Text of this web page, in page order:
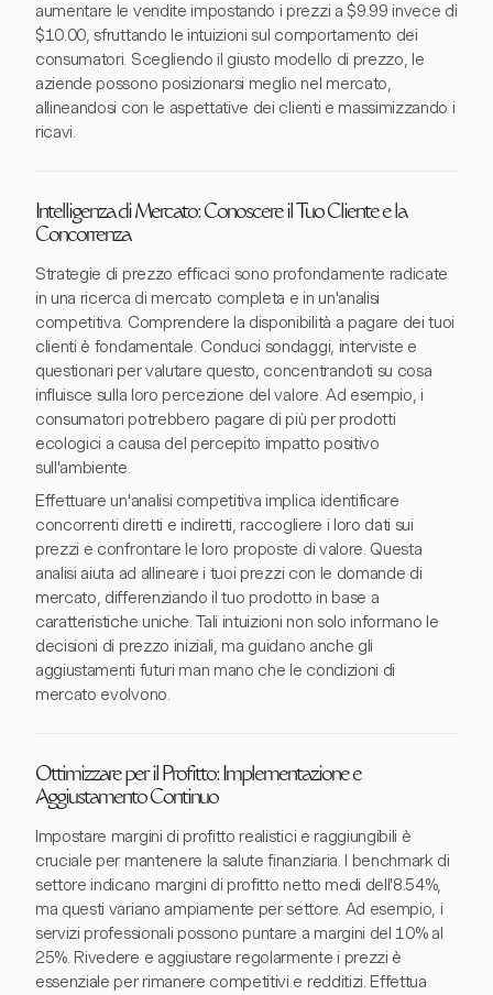
aumentare le vendite impostando i prezzi a $9.99 invece di
$10.00, sfruttando le intuizioni sul comportamento dei
consumatori. Scegliendo il giusto modello di prezzo, le
aziende possono posizionarsi meglio nel mercato,
allineandosi con le aspettative dei clienti e massimizzando i
ricavi.
Intelligenza di Mercato: Conoscere il Tuo Cliente e la
Concorrenza
Strategie di prezzo efficaci sono profondamente radicate
in una ricerca di mercato completa e in un'analisi
competitiva. Comprendere la disponibilità a pagare dei tuoi
clienti è fondamentale. Conduci sondaggi, interviste e
questionari per valutare questo, concentrandoti su cosa
influisce sulla loro percezione del valore. Ad esempio, i
consumatori potrebbero pagare di più per prodotti
ecologici a causa del percepito impatto positivo
sull'ambiente.
Effettuare un'analisi competitiva implica identificare
concorrenti diretti e indiretti, raccogliere i loro dati sui
prezzi e confrontare le loro proposte di valore. Questa
analisi aiuta ad allineare i tuoi prezzi con le domande di
mercato, differenziando il tuo prodotto in base a
caratteristiche uniche. Tali intuizioni non solo informano le
decisioni di prezzo iniziali, ma guidano anche gli
aggiustamenti futuri man mano che le condizioni di
mercato evolvono.
Ottimizzare per il Profitto: Implementazione e
Aggiustamento Continuo
Impostare margini di profitto realistici e raggiungibili è
cruciale per mantenere la salute finanziaria. I benchmark di
settore indicano margini di profitto netto medi dell'8.54%,
ma questi variano ampiamente per settore. Ad esempio, i
servizi professionali possono puntare a margini del 10% al
25%. Rivedere e aggiustare regolarmente i prezzi è
essenziale per rimanere competitivi e redditizi. Effettua